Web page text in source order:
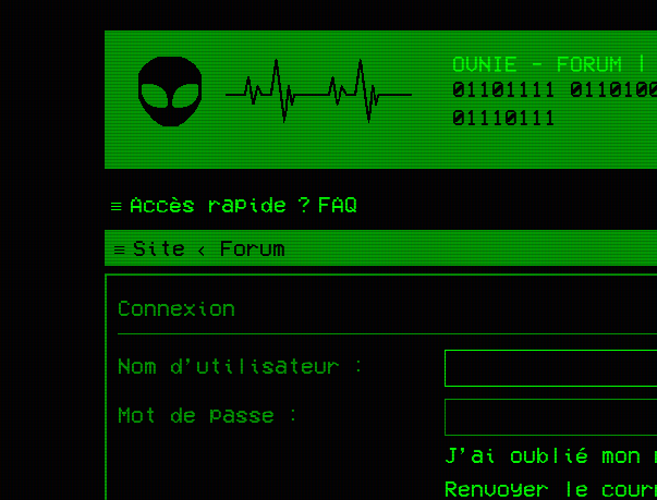
OVNIE -
01101111
01110111
Accès rapide FAQ
Site Forum
Connexion
Nom d’utilisateur :
Mot de passe :
J’ai oublié mon
Renvoyer le